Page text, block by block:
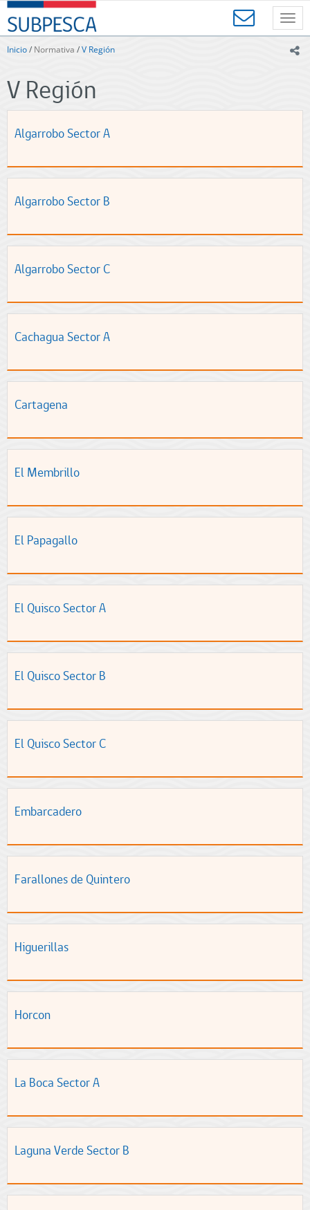
Contenido
principal
SUBPESCA
-
Subsecretaría
y
Acuicultura
-
Gobierno
de
Inicio/ Normativa /V Región
V Región
Algarrobo Sector A
Algarrobo Sector B
Algarrobo Sector C
Cachagua Sector A
Cartagena
El Membrillo
El Papagallo
El Quisco Sector A
El Quisco Sector B
El Quisco Sector C
Embarcadero
Farallones de Quintero
Higuerillas
Horcon
La Boca Sector A
Laguna Verde Sector B